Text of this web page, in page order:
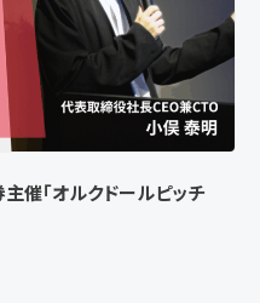
催「オルクドールピッチ